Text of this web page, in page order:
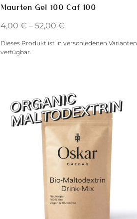
Maurten Gel 100 Caf 100
4,00 € – 52,00 €
Dieses Produkt ist in verschiedenen Varianten
verfügbar.